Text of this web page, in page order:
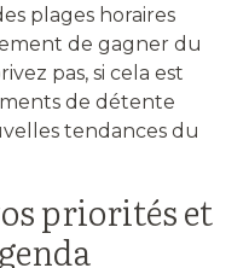
plages horaires
de gagner du
pas, si cela est
de détente
tendances du
priorités et